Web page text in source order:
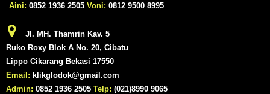
Aini: 0852 1936 2505 Voni: 0812 9500 8995
Jl. MH. Thamrin Kav. 5
Ruko Roxy Blok A No. 20, Cibatu
Lippo Cikarang Bekasi 17550
Email: klikglodok@gmail.com
Admin: 0852 1936 2505 Telp: (021)8990 9065